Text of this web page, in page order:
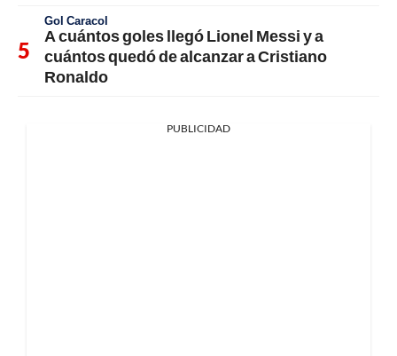
Gol Caracol
A cuántos goles llegó Lionel Messi y a
cuántos quedó de alcanzar a Cristiano
Ronaldo
PUBLICIDAD